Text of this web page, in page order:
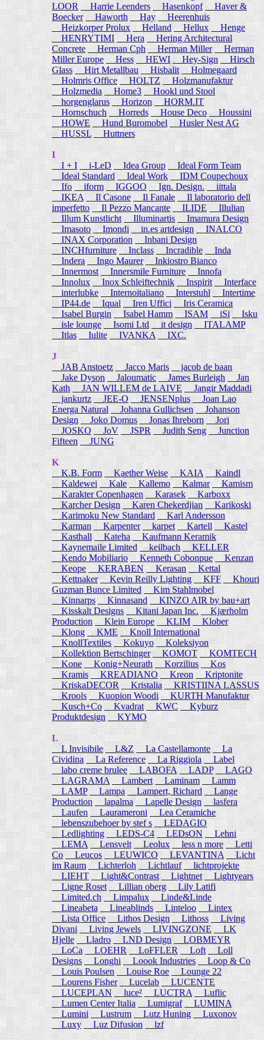
LOOR
Harrie Leenders Hasenkopf
Haver &
Boecker
Haworth Hay
Heerenhuis
Heizkorper Prolux
Helland Hellux
Henge
HENRYTIMI
Hera
Hering Architectural
Concrete
Herman Cph Herman Miller
Herman
Miller Europe
Hess HEWI Hey-Sign
Hirsch
Glass
Hirt Metallbau Hisbalit
Holmegaard
Holmris Office
HOLTZ
Holzmanufaktur
Holzmedia
Home3
Hookl und Stool
horgenglarus
Horizon
HORM.IT
Hornschuch
Horreds House Deco
Houssini
HOWE
Hund Buromobel
Husler Nest AG
HUSSL
Huttners
I
I + I
i-LeD Idea Group
Ideal Form Team
Ideal Standard
Ideal Work
IDM Coupechoux
Ifo
iform IGGOO Ign. Design.
iittala
IKEA
Il Casone Il Fanale
Il laboratorio dell
imperfetto
Il Pezzo Mancante ILIDE
Illulian
Illum Kunstlicht
Illuminartis
Imamura Design
Imasoto
Imondi in.es artdesign
INALCO
INAX Corporation
Inbani Design
INCHfurniture
Inclass Incradible
Inda
Indera
Ingo Maurer
Inkiostro Bianco
Innermost
Innersmile Furniture
Innofa
Innolux
Inox Schleiftechnik Inspirit
Interface
interlubke
Internoitaliano Interstuhl
Intertime
IP44.de
Iqual Iren Uffici
Iris Ceramica
Isabel Burgin
Isabel Hamm ISAM iSi Isku
isle lounge
Isomi Ltd it design
ITALAMP
Itlas
Iulite IVANKA IXC.
J
JAB Anstoetz
Jacco Maris
jacob de baan
Jake Dyson
Jaloumatic James Burleigh
Jan
Kath
JAN WILLEM de LAIVE
Jangir Maddadi
jankurtz JEE-O JENSENplus
Joan Lao
Energa Natural
Johanna Gullichsen
Johanson
Design
Joko Domus Jonas Ihreborn
Jori
JOSKO
JoV JSPR Judith Seng
Junction
Fifteen
JUNG
K
K.B. Form
Kaether Weise KAIA
Kaindl
Kaldewei
Kale Kallemo Kalmar
Kamism
Karakter Copenhagen
Karasek
Karboxx
Karcher Design
Karen Chekerdjian
Karikoski
Karimoku New Standard
Karl Andersson
Karman
Karpenter karpet Kartell
Kastel
Kasthall
Kateha
Kaufmann Keramik
Kaynemaile Limited keilbach
KELLER
Kendo Mobiliario
Kenneth Cobonpue
Kenzan
Keope
KERABEN Kerasan
Kettal
Kettnaker Kevin Reilly Lighting KFF
Khouri
Guzman Bunce Limited
Kim Stahlmobel
Kinnarps
Kinnasand
KINZO AIR by bau+art
Kisskalt Designs
Kitani Japan Inc.
Kjærholm
Production
Klein Europe KLIM
Klober
Klong
KME
Knoll International
KnollTextiles
Kokuyo
Koleksiyon
Kollektion Bertschinger KOMOT
KOMTECH
Kone
Konig+Neurath Korzilius
Kos
Kramis
KREADIANO Kreon
Kriptonite
KriskaDECOR
Kristalia
KRISTIINA LASSUS
Krools
Kuopion Woodi
KURTH Manufaktur
Kusch+Co
Kvadrat KWC
Kyburz
Produktdesign
KYMO
L
L Invisibile
L&Z La Castellamonte
La
Cividina
La Reference La Riggiola
Label
labo creme brulee
LABOFA LADP
LAGO
LAGRAMA
Lambert Laminam
Lamm
LAMP
Lampa Lampert, Richard
Lange
Production
lapalma Lapelle Design
lasfera
Laufen
Laurameroni
Lea Ceramiche
lebenszubehoer by stef s
LEDAGIO
Ledlighting
LEDS-C4 LEDsON
Lehni
LEMA
Lensvelt Leolux less n more
Letti
Co
Leucos LEUWICO LEVANTINA
Licht
im Raum
Lichterloh Lichtlauf lichtprojekte
LIEHT
Light&Contrast Lightnet
Lightyears
Ligne Roset
Lillian oberg
Lily Latifi
Limited.ch
Limpalux
Linde&Linde
Lineabeta
Lineablinds Linteloo
Lintex
Lista Office Lithos Design Lithoss
Living
Divani
Living Jewels LIVINGZONE
LK
Hjelle
Lladro LND Design
LOBMEYR
LoCa
LOEHR LoFFLER Loft
Loll
Designs
Longhi Loook Industries
Loop & Co
Louis Poulsen
Louise Roe
Lounge 22
Lourens Fisher
Lucelab
LUCENTE
LUCEPLAN
luce² LUCTRA
Luflic
Lumen Center Italia
Lumigraf
LUMINA
Lumini
Lustrum Lutz Huning
Luxonov
Luxy
Luz Difusion lzf